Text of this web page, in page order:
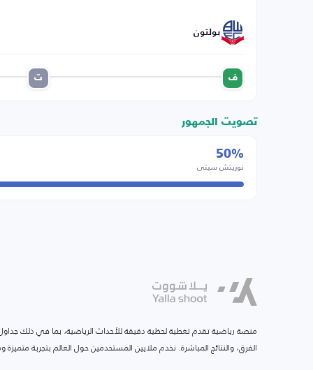
بولتون
ف ت
تصويت الجمهور
50%
نوريتش سيتي
منصة رياضية تقدم تغطية لحظية دقيقة للأحداث الرياضية، بما في ذلك جداول
الفرق، والنتائج المباشرة. نخدم ملايين المستخدمين حول العالم بتجربة